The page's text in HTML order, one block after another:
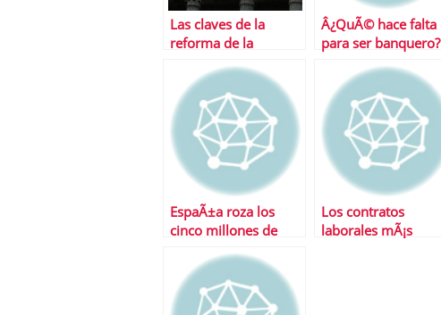
Las claves de la
reforma de la
colectiva aprobada
por el Congreso
Â¿QuÃ© hace falta
para ser banquero?
EspaÃ±a roza los
cinco millones de
Los contratos
laborales mÃ¡s